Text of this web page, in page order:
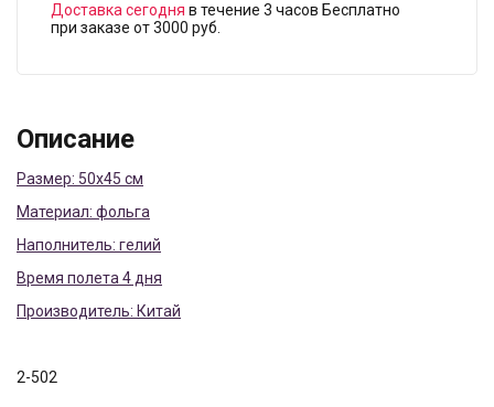
Доставка сегодня в течение 3 часов Бесплатно
при заказе от 3000 руб.
Описание
Размер: 50x45 см
Материал: фольга
Наполнитель: гелий
Время полета 4 дня
Производитель: Китай
2-502